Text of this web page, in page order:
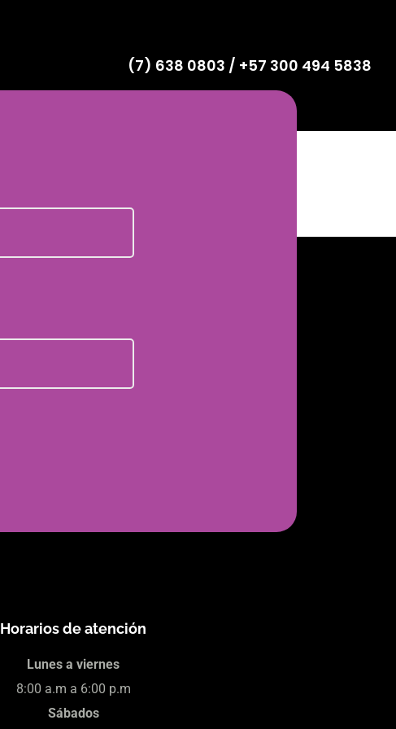
(7) 638 0803 / +57 300 494 5838
Horarios de atención
Lunes a viernes
8:00 a.m a 6:00 p.m
Sábados